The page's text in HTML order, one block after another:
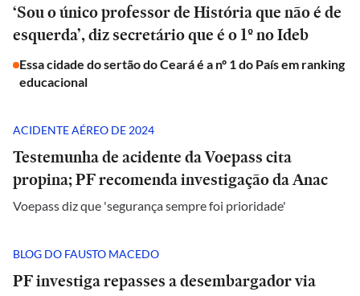
‘Sou o único professor de História que não é de
esquerda’, diz secretário que é o 1º no Ideb
Essa cidade do sertão do Ceará é a nº 1 do País em ranking
educacional
ACIDENTE AÉREO DE 2024
Testemunha de acidente da Voepass cita
propina; PF recomenda investigação da Anac
Voepass diz que 'segurança sempre foi prioridade'
BLOG DO FAUSTO MACEDO
PF investiga repasses a desembargador via